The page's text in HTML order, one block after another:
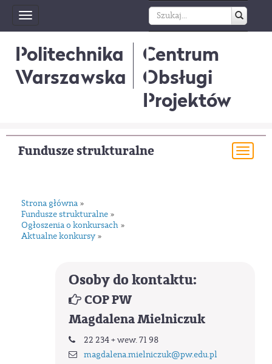
Toggle
navigation
Politechnika
Warszawska
Centrum
Obsługi
Projektów
Fundusze strukturalne
Strona główna »
Fundusze strukturalne »
Ogłoszenia o konkursach »
Aktualne konkursy »
Osoby do kontaktu:
COP PW
Magdalena Mielniczuk
22 234 + wew. 71 98
magdalena.mielniczuk@pw.edu.pl